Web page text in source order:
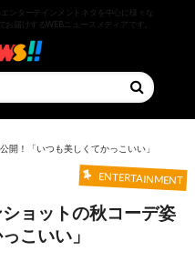
ンターテインメントネタを中心に様々な
お届けするWEBニュースメディアです。
開！「いつも美しくてかっこいい」
ENTERTAINMENT
ョットの秋コーデ姿
こいい」